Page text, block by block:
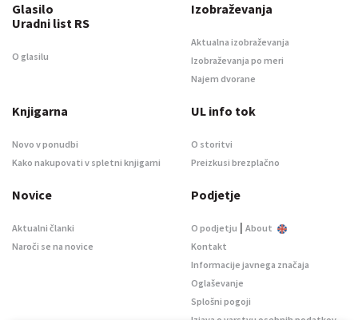
Glasilo
Uradni list RS
O glasilu
Izobraževanja
Aktualna izobraževanja
Izobraževanja po meri
Najem dvorane
Knjigarna
Novo v ponudbi
Kako nakupovati v spletni knjigarni
UL info tok
O storitvi
Preizkusi brezplačno
Novice
Aktualni članki
Naroči se na novice
Podjetje
O podjetju | About
Kontakt
Informacije javnega značaja
Oglaševanje
Splošni pogoji